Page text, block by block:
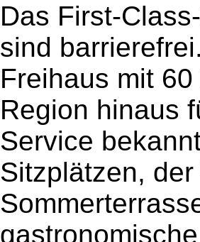
Das First-
sind
Freihaus mit
Region hinaus
Service
Sitzplätzen,